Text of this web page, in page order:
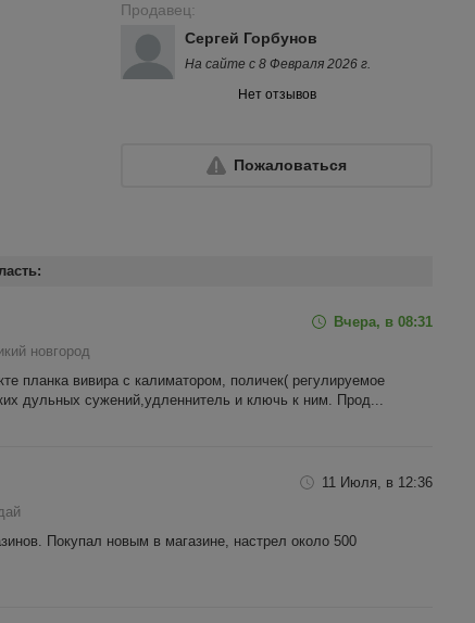
Продавец:
Ceргей Горбунов
На сайте с 8 Февраля 2026 г.
Нет отзывов
Пожаловаться
Вчера, в 08:31
новгород
планка вивира с калиматором, поличек( регулируемое
дульных сужений,удленнитель и ключь к ним. Прод...
11 Июля, в 12:36
Покупал новым в магазине, настрел около 500